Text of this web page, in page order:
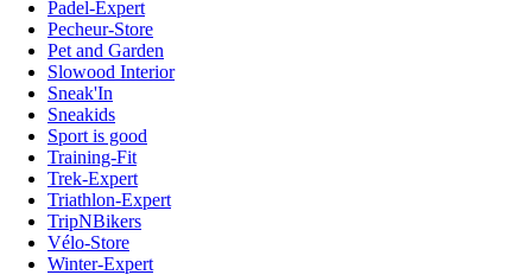
Padel-Expert
Pecheur-Store
Pet and Garden
Slowood Interior
Sneak'In
Sneakids
Sport is good
Training-Fit
Trek-Expert
Triathlon-Expert
TripNBikers
Vélo-Store
Winter-Expert